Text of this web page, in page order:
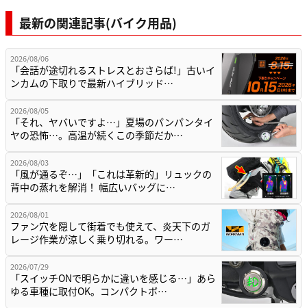
最新の関連記事(バイク用品)
2026/08/06
「会話が途切れるストレスとおさらば!」古いイ
ンカムの下取りで最新ハイブリッド…
2026/08/05
「それ、ヤバいですよ…」夏場のパンパンタイ
ヤの恐怖…。高温が続くこの季節だか…
2026/08/03
「風が通るぞ…」「これは革新的」リュックの
背中の蒸れを解消！ 幅広いバッグに…
2026/08/01
ファン穴を隠して街着でも使えて、炎天下のガ
レージ作業が涼しく乗り切れる。ワー…
2026/07/29
「スイッチONで明らかに違いを感じる…」あら
ゆる車種に取付OK。コンパクトボ…